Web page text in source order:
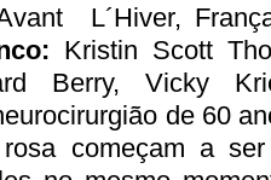
L´Hiver,
Kristin Scott
Berry, Vicky
de 60
começam a